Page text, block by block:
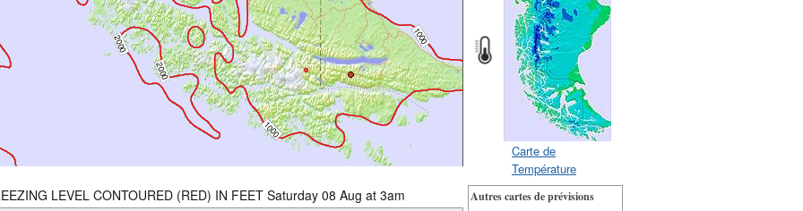
LEVEL CONTOURED (RED) IN FEET Saturday 08 Aug at 3am
Carte de
Température
Autres cartes de prévisions